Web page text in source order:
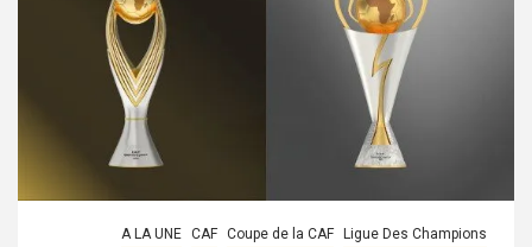
A LA UNE CAF Coupe de la CAF Ligue Des Champions